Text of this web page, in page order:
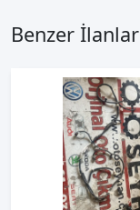
Benzer İlanlar